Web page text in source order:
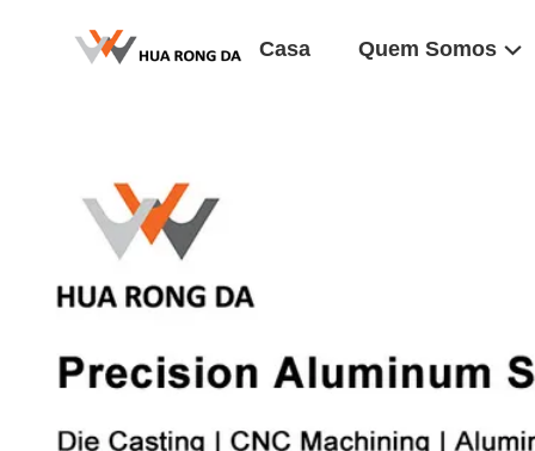
Casa Quem Somos